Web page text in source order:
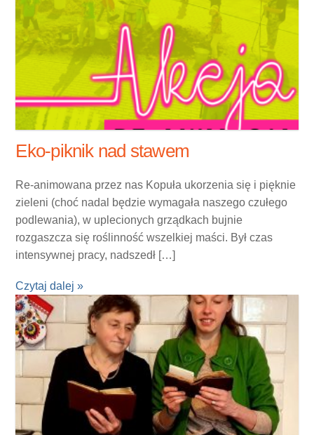
Eko-piknik nad stawem
Re-animowana przez nas Kopuła ukorzenia się i pięknie
zieleni (choć nadal będzie wymagała naszego czułego
podlewania), w uplecionych grządkach bujnie
rozgaszcza się roślinność wszelkiej maści. Był czas
intensywnej pracy, nadszedł […]
Czytaj dalej »